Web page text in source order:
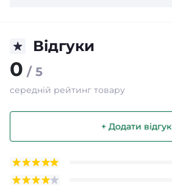
Відгуки
0 / 5
середній рейтинг товару
+ Додати відгук